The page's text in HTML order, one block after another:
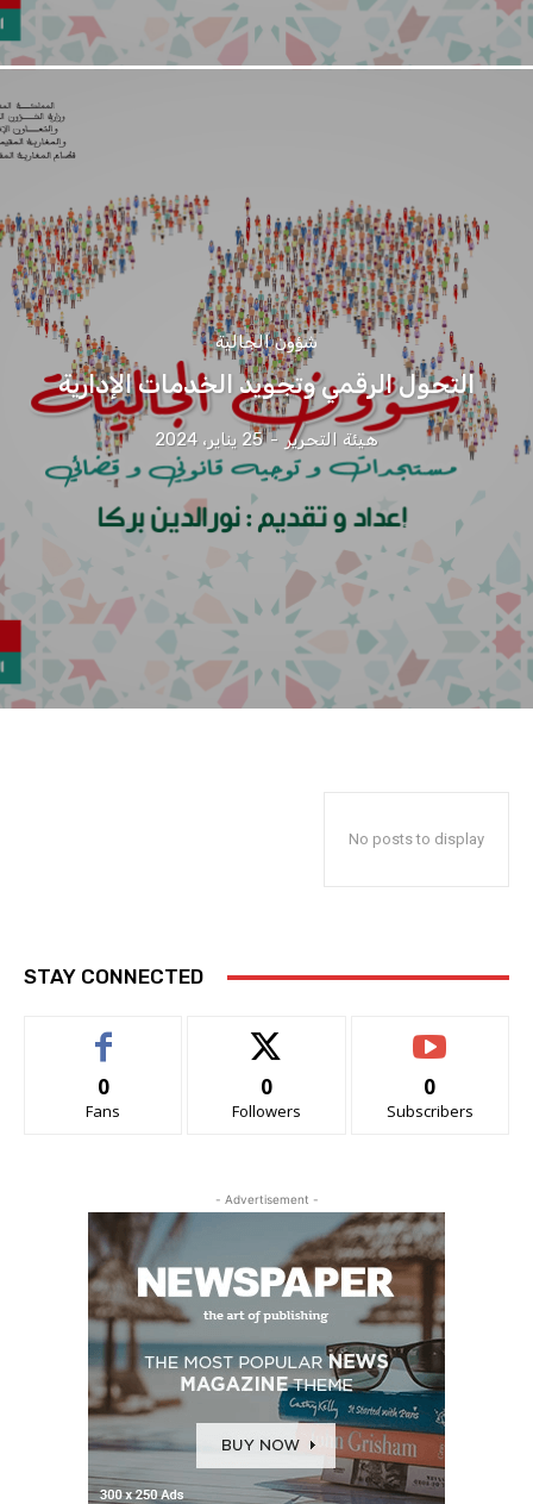
شؤون الجالية
التحول الرقمي وتجويد الخدمات الإدارية
هيئة التحرير - 25 يناير، 2024
No posts to display
STAY CONNECTED
0
Fans
0
Followers
0
Subscribers
- Advertisement -